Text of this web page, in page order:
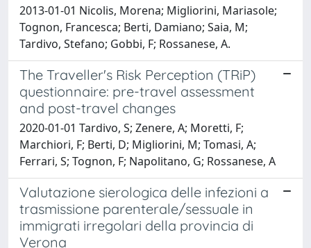
2013-01-01 Nicolis, Morena; Migliorini, Mariasole;
Tognon, Francesca; Berti, Damiano; Saia, M;
Tardivo, Stefano; Gobbi, F; Rossanese, A.
The Traveller's Risk Perception (TRiP)
questionnaire: pre-travel assessment
and post-travel changes
2020-01-01 Tardivo, S; Zenere, A; Moretti, F;
Marchiori, F; Berti, D; Migliorini, M; Tomasi, A;
Ferrari, S; Tognon, F; Napolitano, G; Rossanese, A
Valutazione sierologica delle infezioni a
trasmissione parenterale/sessuale in
immigrati irregolari della provincia di
Verona